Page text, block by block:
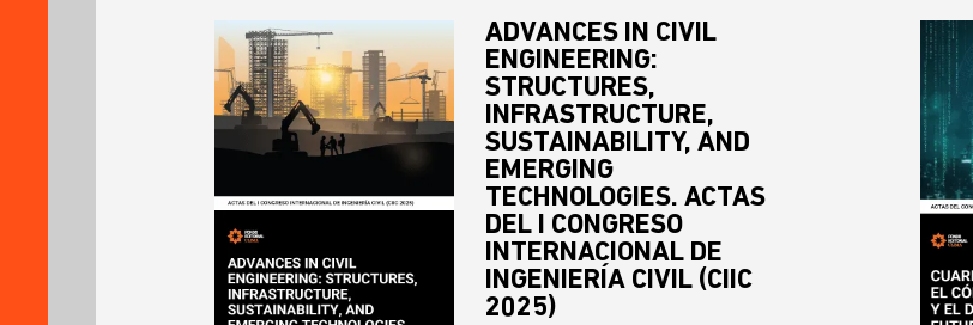
ADVANCES IN CIVIL
ENGINEERING:
STRUCTURES,
INFRASTRUCTURE,
SUSTAINABILITY, AND
EMERGING
TECHNOLOGIES. ACTAS
DEL I CONGRESO
INTERNACIONAL DE
INGENIERÍA CIVIL (CIIC
2025)